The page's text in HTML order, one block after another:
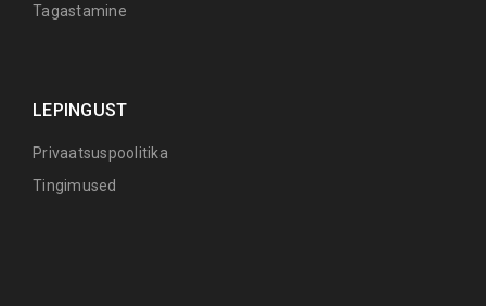
Tagastamine
LEPINGUST
Privaatsuspoolitika
Tingimused